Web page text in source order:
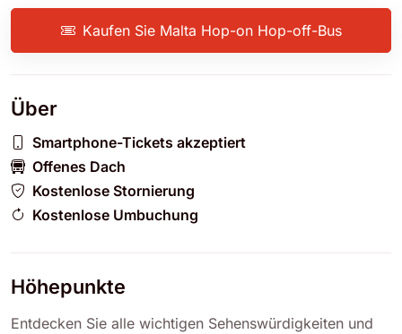
Kaufen Sie Malta Hop-on Hop-off-Bus
Über
Smartphone-Tickets akzeptiert
Offenes Dach
Kostenlose Stornierung
Kostenlose Umbuchung
Höhepunkte
Entdecken Sie alle wichtigen Sehenswürdigkeiten und